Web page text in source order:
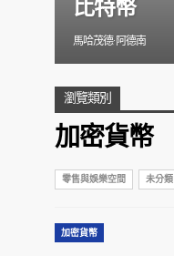
比特幣
馬哈茂德·阿德南
瀏覽類別
加密貨幣
零售與娛樂空間 未分類
加密貨幣